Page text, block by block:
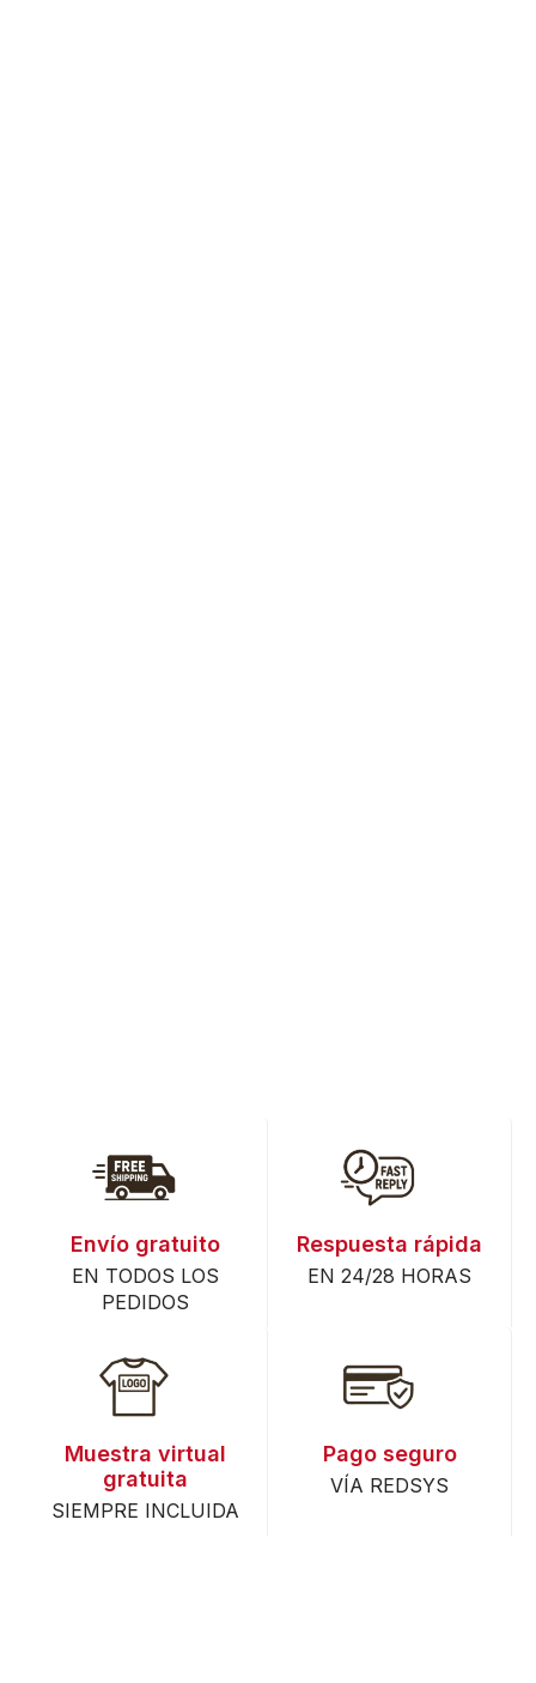
Envío gratuito
EN TODOS LOS
PEDIDOS
Respuesta rápida
EN 24/28 HORAS
Muestra virtual
gratuita
SIEMPRE INCLUIDA
Pago seguro
VÍA REDSYS